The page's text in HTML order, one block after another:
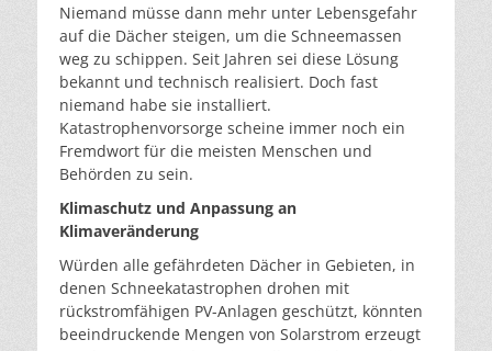
Niemand müsse dann mehr unter Lebensgefahr
auf die Dächer steigen, um die Schneemassen
weg zu schippen. Seit Jahren sei diese Lösung
bekannt und technisch realisiert. Doch fast
niemand habe sie installiert.
Katastrophenvorsorge scheine immer noch ein
Fremdwort für die meisten Menschen und
Behörden zu sein.
Klimaschutz und Anpassung an
Klimaveränderung
Würden alle gefährdeten Dächer in Gebieten, in
denen Schneekatastrophen drohen mit
rückstromfähigen PV-Anlagen geschützt, könnten
beeindruckende Mengen von Solarstrom erzeugt